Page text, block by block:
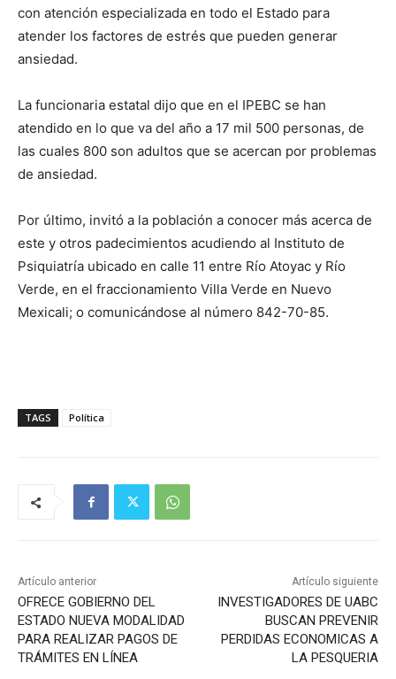
con atención especializada en todo el Estado para
atender los factores de estrés que pueden generar
ansiedad.
La funcionaria estatal dijo que en el IPEBC se han
atendido en lo que va del año a 17 mil 500 personas, de
las cuales 800 son adultos que se acercan por problemas
de ansiedad.
Por último, invitó a la población a conocer más acerca de
este y otros padecimientos acudiendo al Instituto de
Psiquiatría ubicado en calle 11 entre Río Atoyac y Río
Verde, en el fraccionamiento Villa Verde en Nuevo
Mexicali; o comunicándose al número 842-70-85.
TAGS Política
Artículo anterior
OFRECE GOBIERNO DEL
ESTADO NUEVA MODALIDAD
PARA REALIZAR PAGOS DE
TRÁMITES EN LÍNEA
Artículo siguiente
INVESTIGADORES DE UABC
BUSCAN PREVENIR
PERDIDAS ECONOMICAS A
LA PESQUERIA